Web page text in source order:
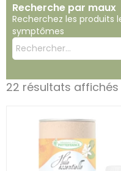
Recherche par maux
Recherchez les produits
symptômes
Mots
clés
:
22 résultats affichés